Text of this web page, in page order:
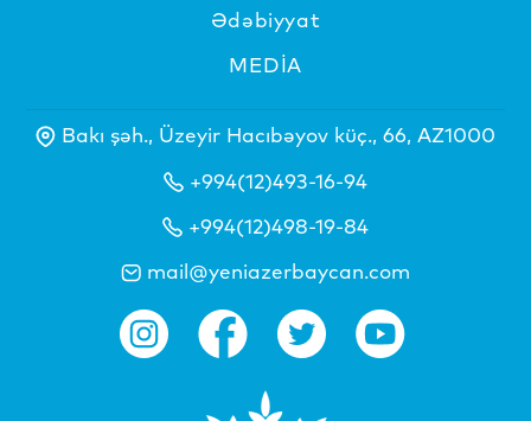
Ədəbiyyat
MEDİA
Bakı şəh., Üzeyir Hacıbəyov küç., 66, AZ1000
+994(12)493-16-94
+994(12)498-19-84
mail@yeniazerbaycan.com